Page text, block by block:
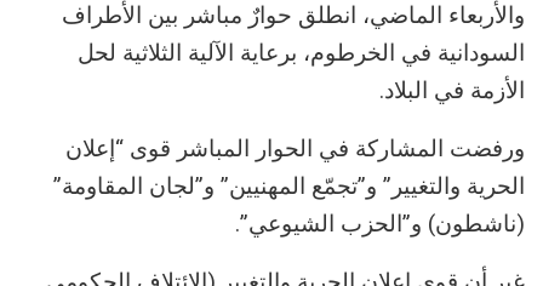
والأربعاء الماضي، انطلق حوارٌ مباشر بين الأطراف
السودانية في الخرطوم، برعاية الآلية الثلاثية لحل
الأزمة في البلاد.
ورفضت المشاركة في الحوار المباشر قوى “إعلان
الحرية والتغيير” و”تجمّع المهنيين” و”لجان المقاومة”
(ناشطون) و”الحزب الشيوعي”.